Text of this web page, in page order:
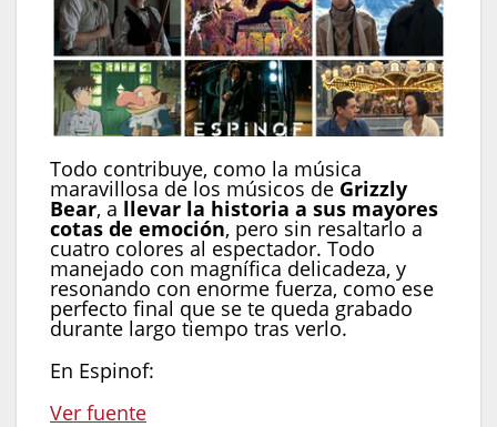
Todo contribuye, como la música
maravillosa de los músicos de Grizzly
Bear, a llevar la historia a sus mayores
cotas de emoción, pero sin resaltarlo a
cuatro colores al espectador. Todo
manejado con magnífica delicadeza, y
resonando con enorme fuerza, como ese
perfecto final que se te queda grabado
durante largo tiempo tras verlo.
En Espinof:
Ver fuente